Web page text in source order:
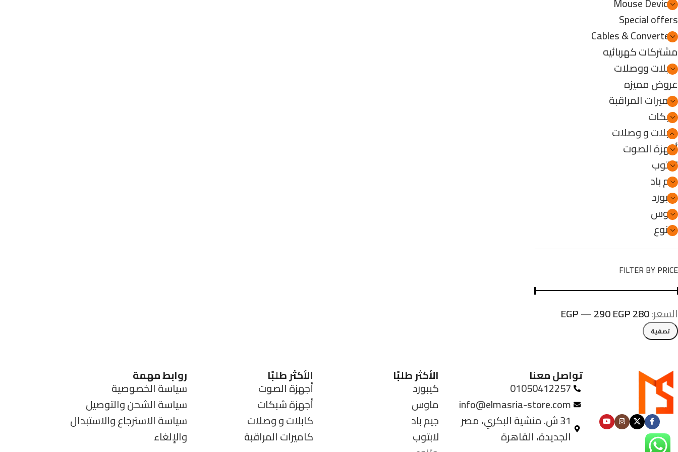
Special offers
Cables & Converters
مشتركات كهربائيه
كابلات ووصلات
عروض مميزه
كاميرات المراقبة
شبكات
كابلات و وصلات
أجهزة الصوت
لابتوب
جيم باد
كيبورد
ماوس
متنوع
FILTER BY PRICE
تصفية
السعر:280 EGP
—290 EGP
تواصل معنا
01050412257
info@elmasria-store.com
31 ش. منشية البكري، مصر
الجديدة، القاهرة
الأكثر طلبًا
كيبورد
ماوس
جيم باد
لابتوب
الأكثر طلبًا
أجهزة الصوت
أجهزة شبكات
كابلات و وصلات
كاميرات المراقبة
روابط مهمة
سياسة الخصوصية
سياسة الشحن والتوصيل
سياسة الاسترجاع والاستبدال
والإلغاء